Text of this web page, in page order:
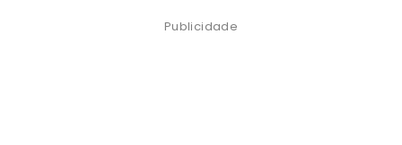
Publicidade